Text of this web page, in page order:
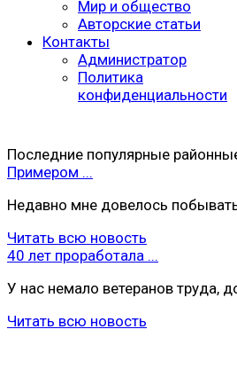
Мир и общество
Авторские статьи
Контакты
Администратор
Политика
конфиденциальности
Последние популярные
Примером ...
Недавно мне довелось
Читать всю новость
40 лет проработала ...
У нас немало ветеранов труда,
Читать всю новость